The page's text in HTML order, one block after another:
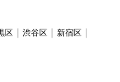
区 渋谷区
新宿区